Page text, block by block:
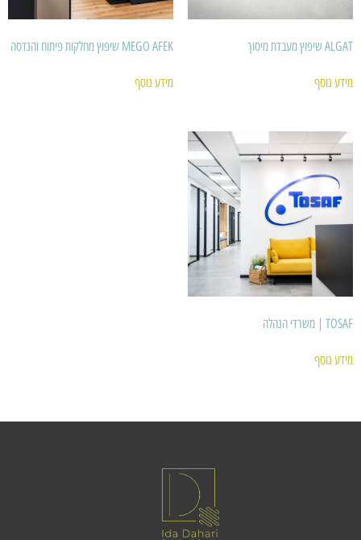
ALGAT שיפוץ מעבדת מיסוך
מידע נוסף
MEGO AFEK שיפוץ מחלקות פיתוח והנדסה
מידע נוסף
TOSAF | משרדי הנהלה
מידע נוסף